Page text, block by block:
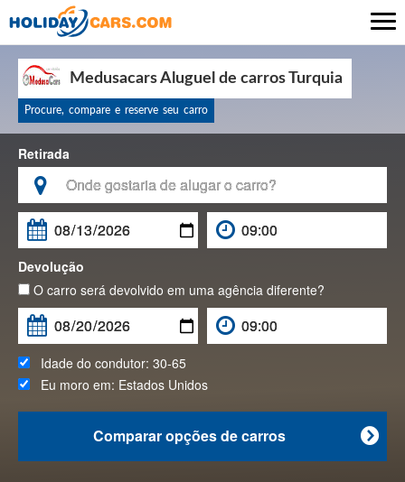
Medusacars Aluguel de carros Turquia
Procure, compare e reserve seu carro
Retirada


Devolução
O carro será devolvido em uma agência diferente?
Idade do condutor: 30-65
Eu moro em: Estados Unidos

Comparar opções de carros